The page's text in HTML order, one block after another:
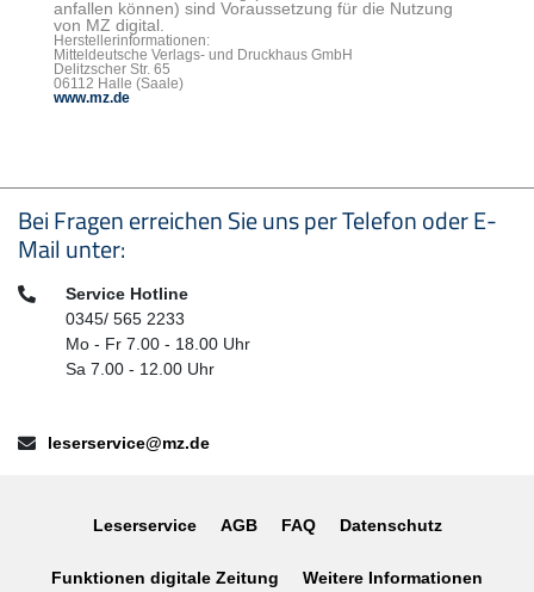
anfallen können) sind Voraussetzung für die Nutzung
von MZ digital.
Herstellerinformationen:
Mitteldeutsche Verlags- und Druckhaus GmbH
Delitzscher Str. 65
06112 Halle (Saale)
www.mz.de
Seitenfußbereich
Bei Fragen erreichen Sie uns per Telefon oder E-
Mail unter:
Telefon:Service Hotline
0345/ 565 2233
Mo - Fr 7.00 - 18.00 Uhr
Sa 7.00 - 12.00 Uhr
E-Mail:leserservice@mz.de
Leserservice AGB FAQ Datenschutz
Funktionen digitale Zeitung Weitere Informationen